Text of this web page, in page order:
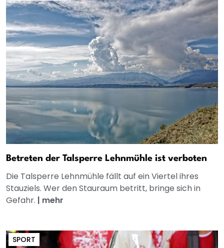
Betreten der Talsperre Lehnmühle ist verboten
Die Talsperre Lehnmühle fällt auf ein Viertel ihres
Stauziels. Wer den Stauraum betritt, bringe sich in
Gefahr. | mehr
SPORT